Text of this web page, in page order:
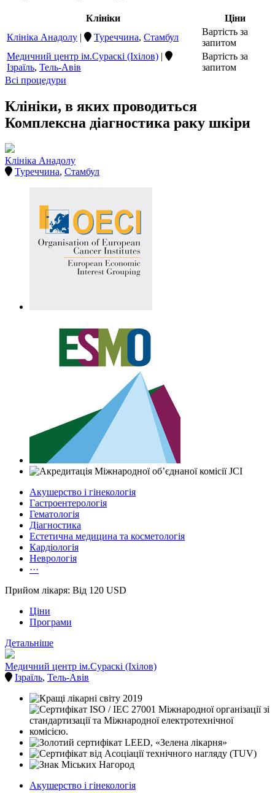
Клініки
Ціни
Клініка Анадолу | Туреччина, Стамбул
Вартість за
запитом
Медичний центр ім.Сураскі (Іхілов) |
Ізраїль, Тель-Авів
Вартість за
запитом
Всі процедури
Клініки, в яких проводиться
Комплексна діагностика раку шкіри
Клініка Анадолу
Туреччина, Стамбул
Акушерство і гінекологія
Гастроентерологія
Гематологія
Діагностика
Естетична медицина та косметологія
Кардіологія
Неврологія
···
Прийом лікаря: Від 120 USD
Ціни
Програми
Детальніше
Медичний центр ім.Сураскі (Іхілов)
Ізраїль, Тель-Авів
Акушерство і гінекологія